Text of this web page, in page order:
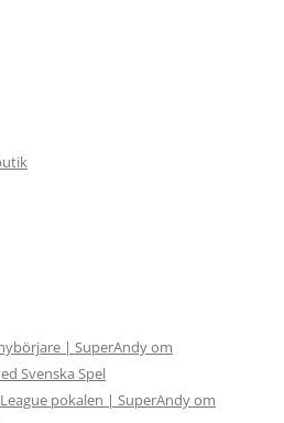
| SuperAndy om
Svenska Spel
pokalen | SuperAndy om